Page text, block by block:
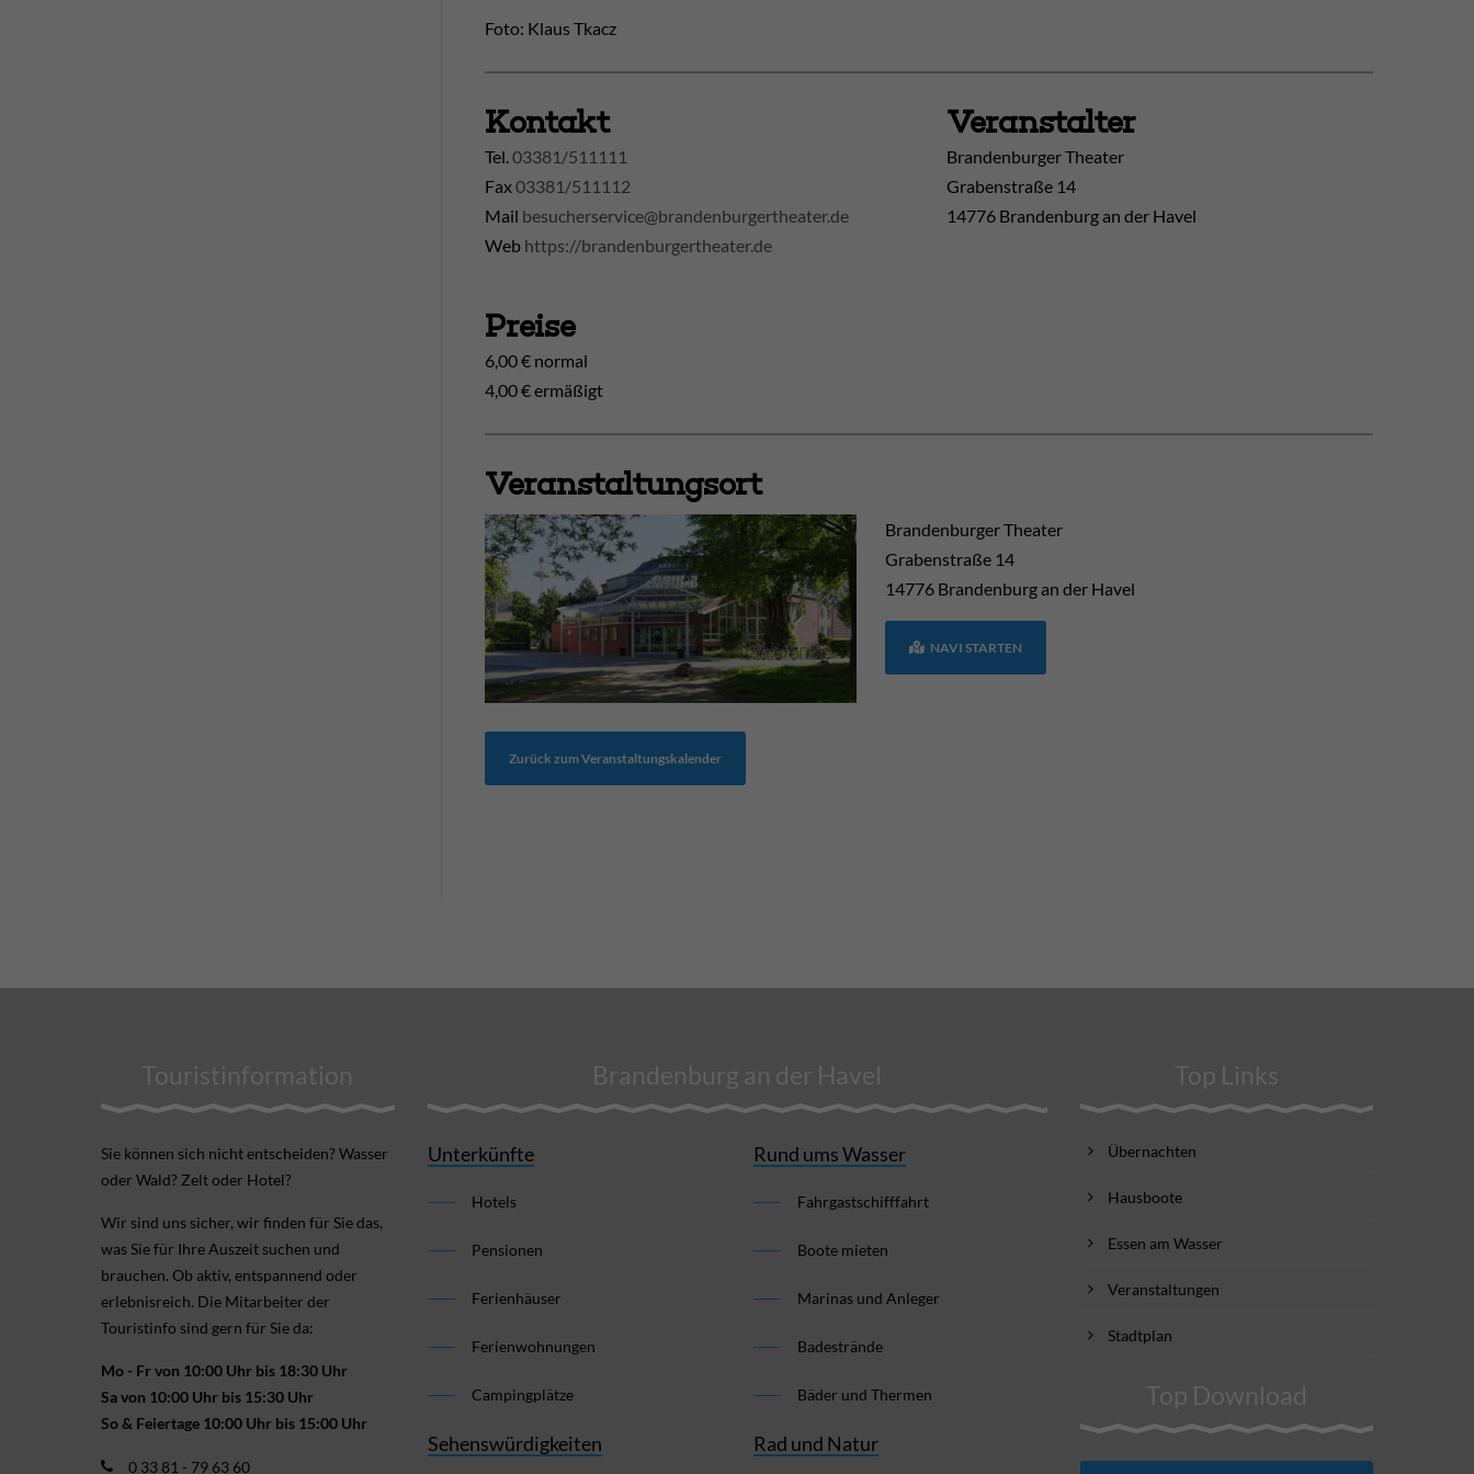
Foto: Klaus Tkacz
Kontakt
Tel. 03381/511111
Fax03381/511112
Mail besucherservice@brandenburgertheater.de
Web https://brandenburgertheater.de
Veranstalter
Brandenburger Theater
Grabenstraße 14
14776 Brandenburg an der Havel
Preise
6,00 € normal
4,00 € ermäßigt
Veranstaltungsort
Brandenburger Theater
Grabenstraße 14
14776 Brandenburg an der Havel
NAVI STARTEN
Zurück zum Veranstaltungskalender
Touristinformation
Sie können sich nicht ent­scheiden? Wasser
oder Wald? Zelt oder Hotel?
Wir sind uns sicher, wir finden für Sie das,
was Sie für Ihre Aus­zeit suchen und
brauchen. Ob aktiv, ent­spannend oder
erlebnis­reich. Die Mitarbeiter der
Touristinfo sind gern für Sie da:
Mo - Fr von 10:00 Uhr bis 18:30 Uhr
Sa von 10:00 Uhr bis 15:30 Uhr
So & Feiertage 10:00 Uhr bis 15:00 Uhr
0 33 81 - 79 63 60
Brandenburg an der Havel
Unterkünfte
Hotels
Pensionen
Ferienhäuser
Ferienwohnungen
Campingplätze
Sehenswürdigkeiten
Rund ums Wasser
Fahrgastschifffahrt
Boote mieten
Marinas und Anleger
Badestrände
Bäder und Thermen
Rad und Natur
Top Links
Übernachten
Hausboote
Essen am Wasser
Veranstaltungen
Stadtplan
Top Download